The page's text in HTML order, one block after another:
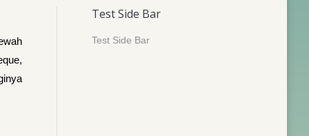
Test Side Bar
Test Side Bar